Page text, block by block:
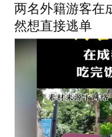
两名外籍游客在
然想直接逃单